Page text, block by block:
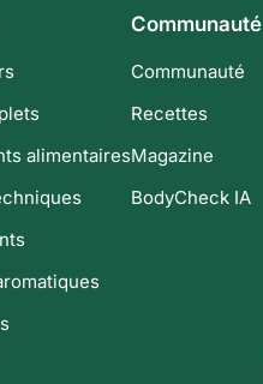
alimentaires
Communauté
Communauté
Recettes
Magazine
BodyCheck IA